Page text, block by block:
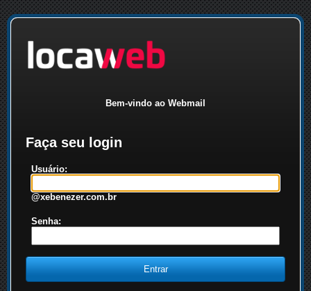
Bem-vindo ao Webmail
Faça seu login
Usuário:
@xebenezer.com.br
Senha: